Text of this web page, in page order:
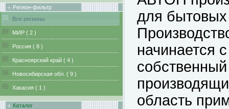
Регион-фильтр
Все регионы
MИР ( 2 )
Pоссия ( 8 )
Красноярский край ( 4 )
Новосибирская обл. ( 9 )
Хакасия ( 1 )
Каталог
для бытовых
начинается
собственный
область